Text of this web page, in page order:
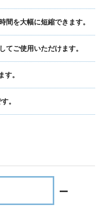
間を大幅に短縮できます。
てご使用いただけます。
す。
。